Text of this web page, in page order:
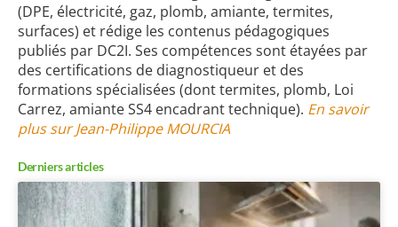
(DPE, électricité, gaz, plomb, amiante, termites,
surfaces) et rédige les contenus pédagogiques
publiés par DC2I. Ses compétences sont étayées par
des certifications de diagnostiqueur et des
formations spécialisées (dont termites, plomb, Loi
Carrez, amiante SS4 encadrant technique). En savoir
plus sur Jean-Philippe MOURCIA
Derniers articles